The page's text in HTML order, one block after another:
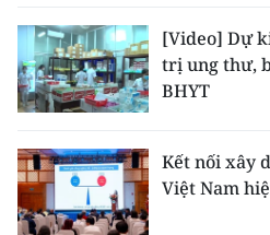
THỜI NAY
NHÂN DÂN HẰNG THÁNG
MUA BÁO
[Video] Dự
trị ung thư,
BHYT
Kết nối xây
Việt Nam